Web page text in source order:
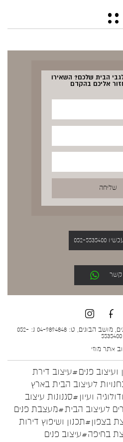
לגבי הבית שלכם? השאירו
אליכם בהקדם
5535400
קשר
הילית קרש עיצוב ואדריכלות פנים, מושב הבונים, ט: 04-9894848 נ: 052-
5535400
אתר מוזי
ועיצוב פנים#עיצוב דירת
לעיצוב הבית בארץ
ועיון #סגנונות עיצוב
לעיצוב הבית#מעצבת פנים
בצפון#תכנון ושיפוץ דירות
בחיפה#עיצוב פנים